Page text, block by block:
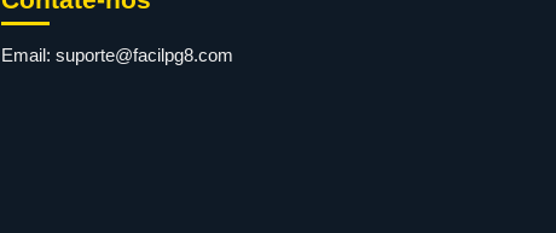
Email:suporte@facilpg8.com